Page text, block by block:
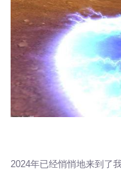
2024年已经悄悄地来到了